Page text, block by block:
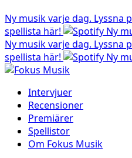
Ny musik varje dag. Lyssna
spellista här!
Ny
Ny musik varje dag. Lyssna
spellista här!
Ny
Intervjuer
Recensioner
Premiärer
Spellistor
Om Fokus Musik